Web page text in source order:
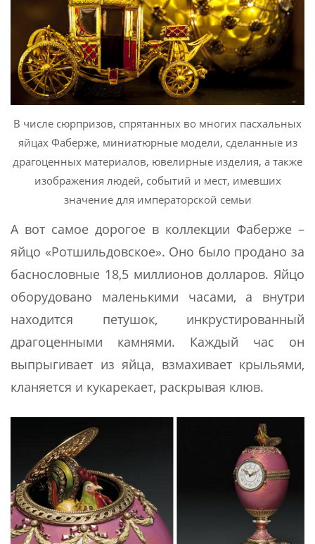
В числе сюрпризов, спрятанных во многих пасхальных
яйцах Фаберже, миниатюрные модели, сделанные из
драгоценных материалов, ювелирные изделия, а также
изображения людей, событий и мест, имевших
значение для императорской семьи
А вот самое дорогое в коллекции Фаберже –
яйцо «Ротшильдовское». Оно было продано за
баснословные 18,5 миллионов долларов. Яйцо
оборудовано маленькими часами, а внутри
находится петушок, инкрустированный
драгоценными камнями. Каждый час он
выпрыгивает из яйца, взмахивает крыльями,
кланяется и кукарекает, раскрывая клюв.